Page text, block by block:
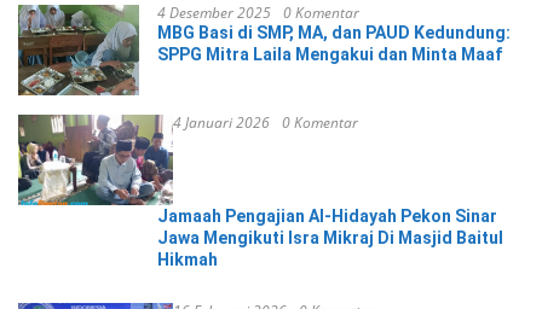
4 Desember 2025 0 Komentar
MBG Basi di SMP, MA, dan PAUD Kedundung:
SPPG Mitra Laila Mengakui dan Minta Maaf
4 Januari 2026 0 Komentar
Jamaah Pengajian Al-Hidayah Pekon Sinar
Jawa Mengikuti Isra Mikraj Di Masjid Baitul
Hikmah